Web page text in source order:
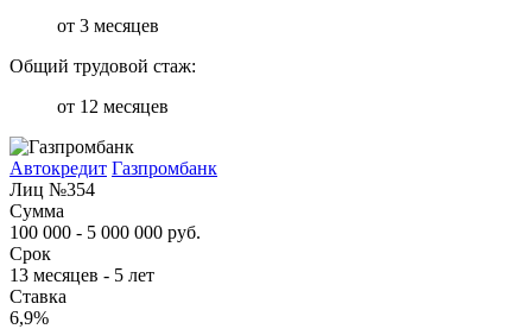
от 3 месяцев
Общий трудовой стаж:
от 12 месяцев
Автокредит Газпромбанк
Лиц №354
Сумма
100 000 - 5 000 000 руб.
Срок
13 месяцев - 5 лет
Ставка
6,9%